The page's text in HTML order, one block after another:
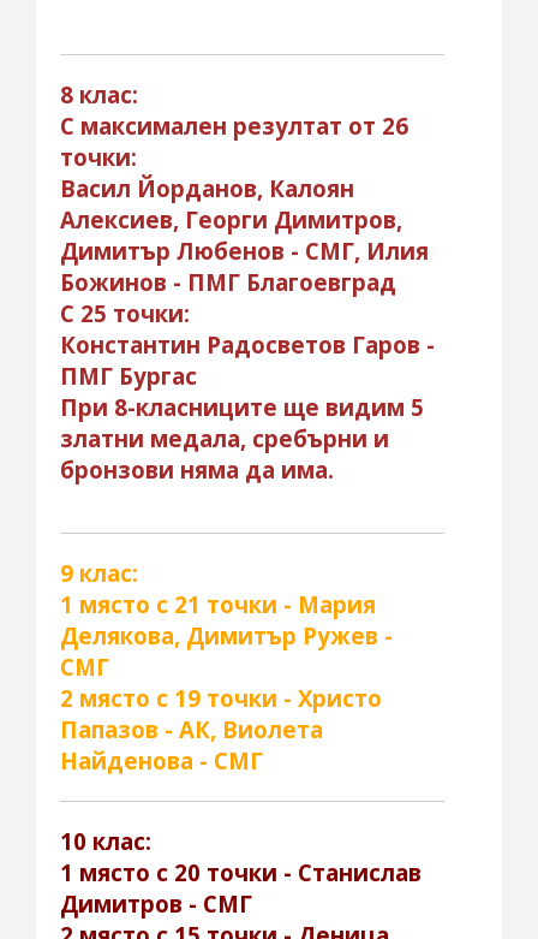
8 клас:
С максимален резултат от 26
точки:
Васил Йорданов, Калоян
Алексиев, Георги Димитров,
Димитър Любенов - СМГ, Илия
Божинов - ПМГ Благоевград
С 25 точки:
Константин Радосветов Гаров -
ПМГ Бургас
При 8-класниците ще видим 5
златни медала, сребърни и
бронзови няма да има.
9 клас:
1 място с 21 точки - Мария
Делякова, Димитър Ружев -
СМГ
2 място с 19 точки - Христо
Папазов - АК, Виолета
Найденова - СМГ
10 клас:
1 място с 20 точки - Станислав
Димитров - СМГ